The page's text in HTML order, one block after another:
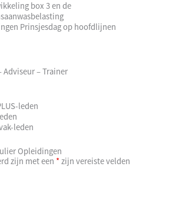
box 3 en de
Prinsjesdag op hoofdlijnen
Adviseur – Trainer
leden
leden
Opleidingen
zijn met een *zijn vereiste velden